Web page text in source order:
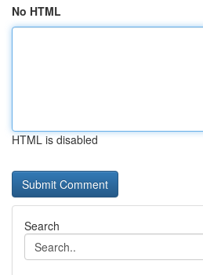
No HTML
HTML is disabled
Search